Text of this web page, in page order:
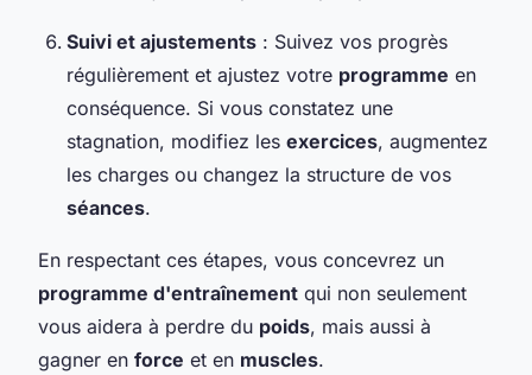
Suivi et ajustements : Suivez vos progrès
régulièrement et ajustez votre programme en
conséquence. Si vous constatez une
stagnation, modifiez les exercices, augmentez
les charges ou changez la structure de vos
séances.
En respectant ces étapes, vous concevrez un
programme d'entraînement qui non seulement
vous aidera à perdre du poids, mais aussi à
gagner en force et en muscles.